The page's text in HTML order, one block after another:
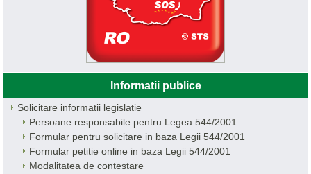
Informatii publice
Solicitare informatii legislatie
Persoane responsabile pentru Legea 544/2001
Formular pentru solicitare in baza Legii 544/2001
Formular petitie online in baza Legii 544/2001
Modalitatea de contestare